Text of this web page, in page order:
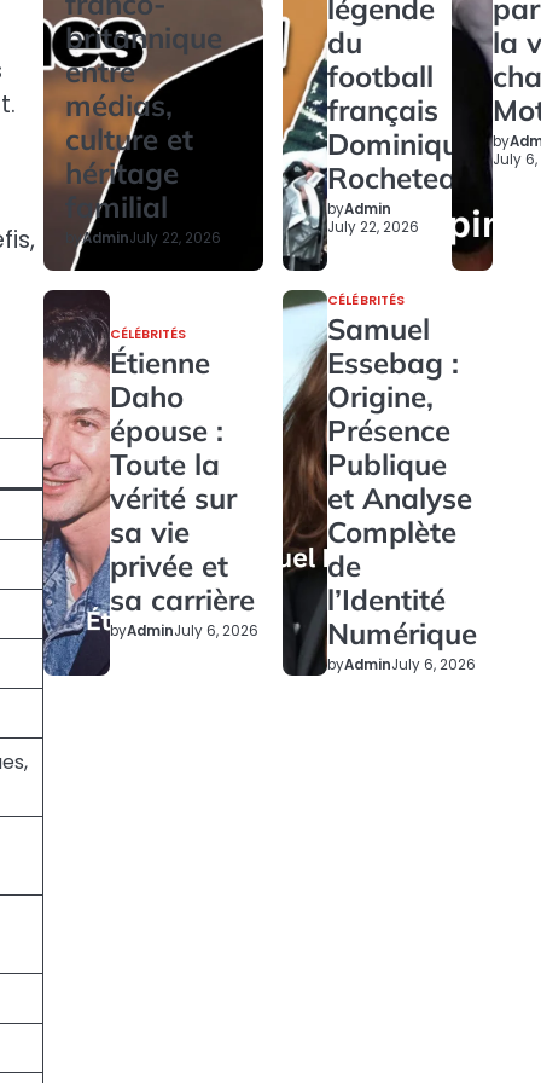
britannique
entre
médias,
culture et
héritage
familial
byAdminJuly 22, 2026
légende
du
football
français
Dominique
Rocheteau
byAdmin
July 22, 2026
la
by
July
CÉLÉBRITÉS
Étienne
Daho
épouse :
Toute la
vérité sur
sa vie
privée et
sa carrière
byAdminJuly 6, 2026
CÉLÉBRITÉS
Samuel
Essebag :
Origine,
Présence
Publique
et Analyse
Complète
de
l’Identité
Numérique
byAdminJuly 6, 2026